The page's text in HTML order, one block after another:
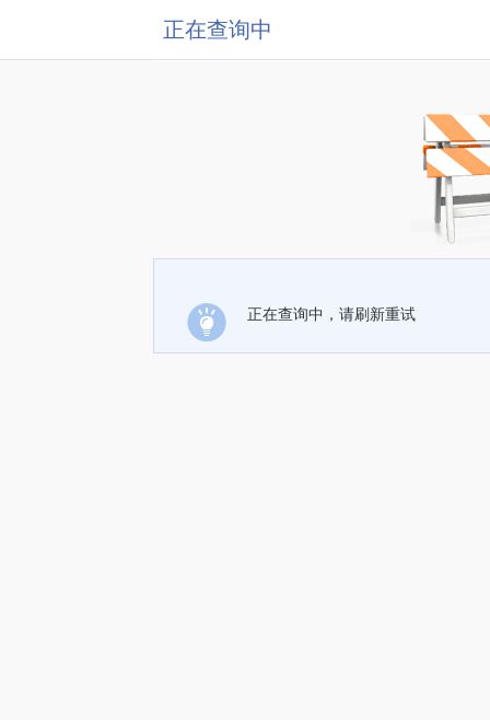
正在查询中
正在查询中，请刷新重试